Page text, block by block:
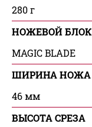
280 г
НОЖЕВОЙ БЛОК
MAGIC BLADE
ШИРИНА НОЖА
46 мм
ВЫСОТА СРЕЗА